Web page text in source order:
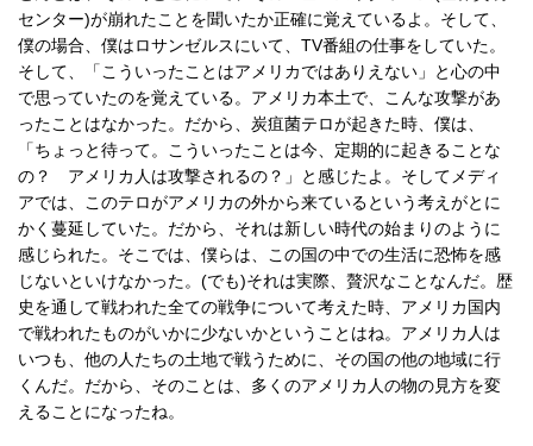
センター)が崩れたことを聞いたか正確に覚えているよ。そして、
僕の場合、僕はロサンゼルスにいて、TV番組の仕事をしていた。
そして、「こういったことはアメリカではありえない」と心の中
で思っていたのを覚えている。アメリカ本土で、こんな攻撃があ
ったことはなかった。だから、炭疽菌テロが起きた時、僕は、
「ちょっと待って。こういったことは今、定期的に起きることな
の？ アメリカ人は攻撃されるの？」と感じたよ。そしてメディ
アでは、このテロがアメリカの外から来ているという考えがとに
かく蔓延していた。だから、それは新しい時代の始まりのように
感じられた。そこでは、僕らは、この国の中での生活に恐怖を感
じないといけなかった。(でも)それは実際、贅沢なことなんだ。歴
史を通して戦われた全ての戦争について考えた時、アメリカ国内
で戦われたものがいかに少ないかということはね。アメリカ人は
いつも、他の人たちの土地で戦うために、その国の他の地域に行
くんだ。だから、そのことは、多くのアメリカ人の物の見方を変
えることになったね。